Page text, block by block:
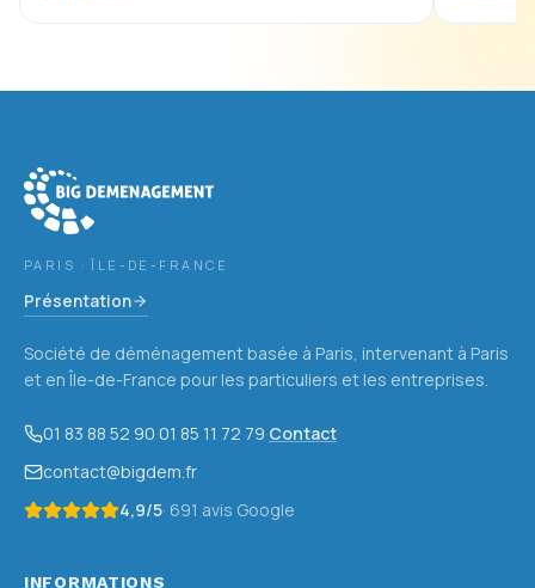
PARIS · ÎLE-DE-FRANCE
Présentation
Société de déménagement basée à Paris, intervenant à Paris
et en Île-de-France pour les particuliers et les entreprises.
01 83 88 52 90·01 85 11 72 79·Contact
contact@bigdem.fr
4,9/5· 691 avis Google
INFORMATIONS